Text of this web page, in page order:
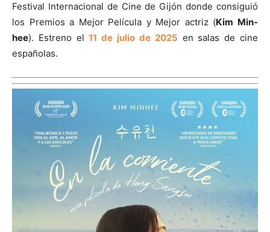
Festival Internacional de Cine de Gijón donde consiguió
los Premios a Mejor Película y Mejor actriz (Kim Min-
hee). Estreno el11 de julio de 2025 en salas de cine
españolas.